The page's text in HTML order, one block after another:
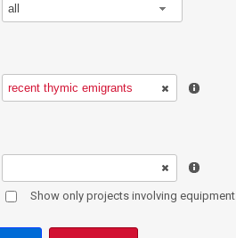
all
Show only projects involving equipment